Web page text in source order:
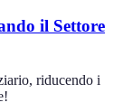
il Settore
riducendo i